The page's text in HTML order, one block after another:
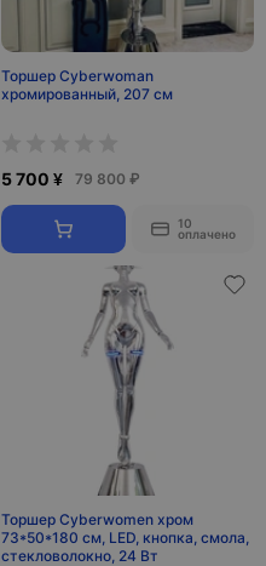
Торшер Cyberwoman
хромированный, 207 см
5 700 ¥ 79 800 ₽
10
оплачено
Торшер Cyberwomen хром
73*50*180 см, LED, кнопка, смола,
стекловолокно, 24 Вт